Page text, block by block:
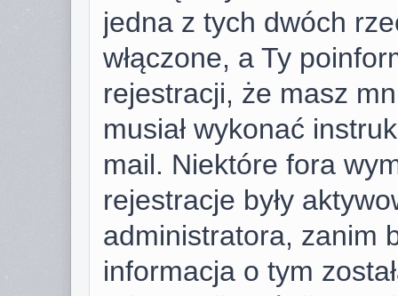
jedna z tych dwóch
włączone, a Ty
rejestracji, że masz
musiał wykonać
mail. Niektóre fora
rejestracje były
administratora, zanim
informacja o tym